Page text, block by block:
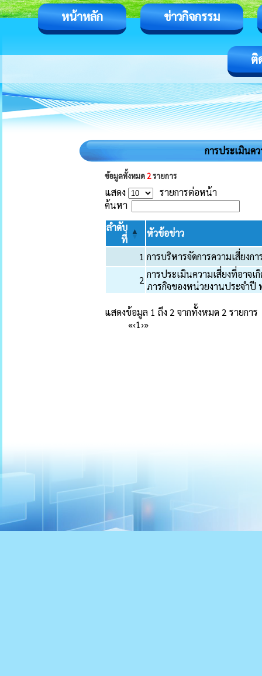
หน้าหลัก ข่าวกิจกรรม
ติ
การประเมินค
ข้อมูลทั้งหมด 2รายการ
แสดง
รายการต่อหน้า
ค้นหา
ลำดับ
ที่
หัวข้อข่าว
1 การบริหารจัดการความเสี่ยงก
2 การประเมินความเสี่ยงที่อาจ
ภารกิจของหน่วยงานประจำปี
แสดงข้อมูล 1 ถึง 2 จากทั้งหมด 2 รายการ
«‹1›»